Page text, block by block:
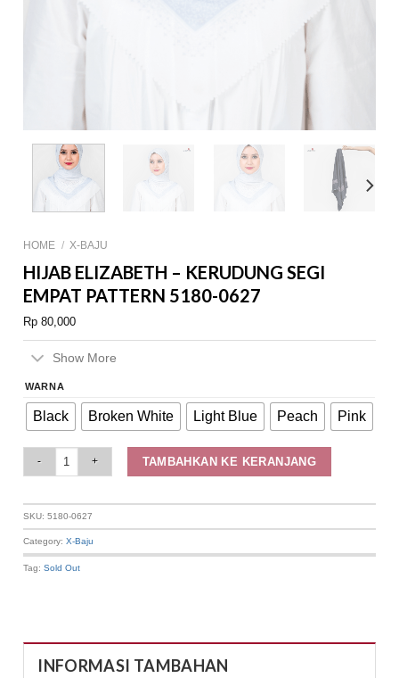
HOME / X-BAJU
HIJAB ELIZABETH – KERUDUNG SEGI
EMPAT PATTERN 5180-0627
Rp 80,000
Show More
WARNA
Black Broken White Light Blue Peach Pink
TAMBAHKAN KE KERANJANG
SKU:5180-0627
Category:X-Baju
Tag:Sold Out
INFORMASI TAMBAHAN